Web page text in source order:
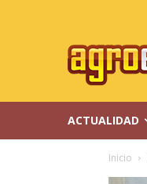
ACTUALIDAD
Inicio